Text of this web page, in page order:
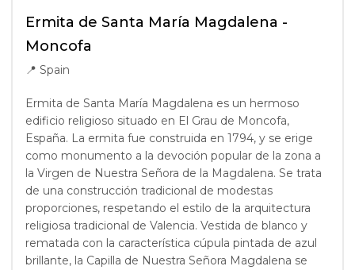
Ermita de Santa María Magdalena -
Moncofa
📍 Spain
Ermita de Santa María Magdalena es un hermoso
edificio religioso situado en El Grau de Moncofa,
España. La ermita fue construida en 1794, y se erige
como monumento a la devoción popular de la zona a
la Virgen de Nuestra Señora de la Magdalena. Se trata
de una construcción tradicional de modestas
proporciones, respetando el estilo de la arquitectura
religiosa tradicional de Valencia. Vestida de blanco y
rematada con la característica cúpula pintada de azul
brillante, la Capilla de Nuestra Señora Magdalena se